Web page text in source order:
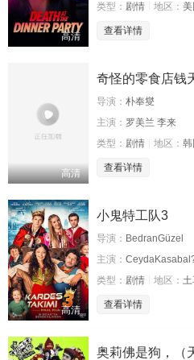
高清
类型： 剧情 地区： 美
查看详情
高清
奇怪的零食店钱
导演： 朴奉燮
主演： 罗美兰 李来
类型： 剧情 地区： 韩
查看详情
高清
小鬼特工队3
导演： BedranGüzel
主演：
类型： 剧情 地区：
查看详情
奥莉佛是狗，（